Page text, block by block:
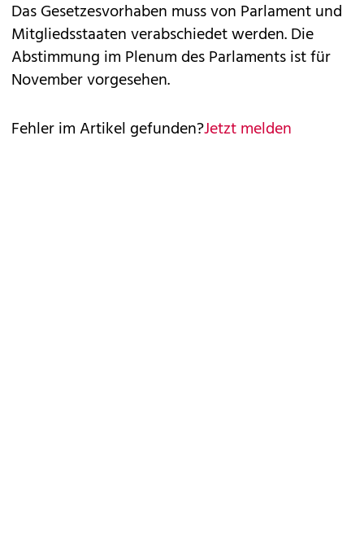
Das Gesetzesvorhaben muss von Parlament und
Mitgliedsstaaten verabschiedet werden. Die
Abstimmung im Plenum des Parlaments ist für
November vorgesehen.
Fehler im Artikel gefunden?Jetzt melden